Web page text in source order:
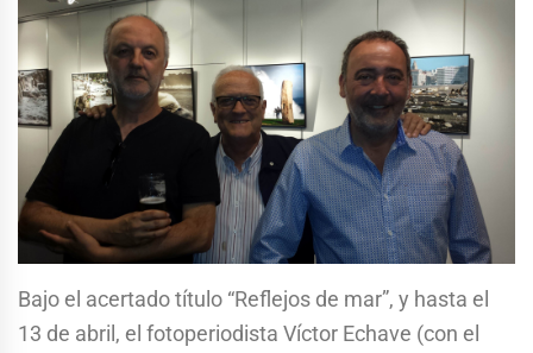
Bajo el acertado título “Reflejos de mar”, y hasta el
13 de abril, el fotoperiodista Víctor Echave (con el